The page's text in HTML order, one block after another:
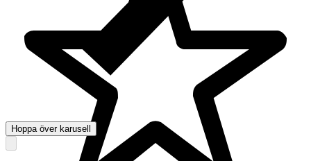
Hoppa över karusell